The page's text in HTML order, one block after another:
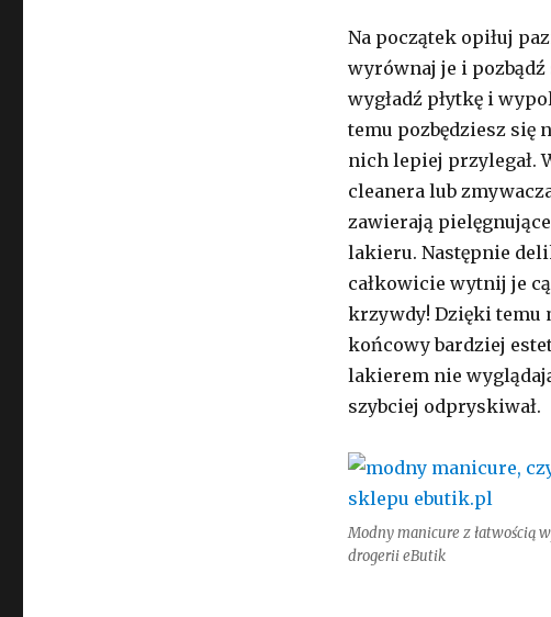
Na początek opiłuj
wyrównaj je i
wygładź płytkę i
temu pozbędziesz się
nich lepiej przylegał.
cleanera lub
zawierają
lakieru. Następnie
całkowicie wytnij je
krzywdy! Dzięki temu
końcowy bardziej
lakierem nie
szybciej odpryskiwał.
Modny manicure z łatwością
drogerii eButik